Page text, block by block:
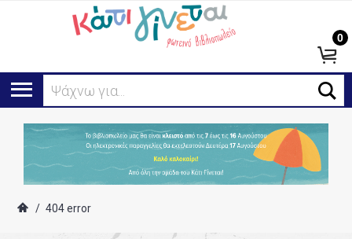
Ψάχνω για...
0
/ 404 error